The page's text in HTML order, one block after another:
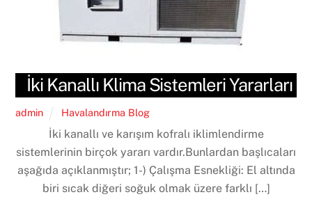
İki Kanallı Klima Sistemleri Yararları
admin Havalandırma Blog
İki kanallı ve karışım kofralı iklimlendirme
sistemlerinin birçok yararı vardır.Bunlardan başlıcaları
aşağıda açıklanmıştır; 1-) Çalışma Esnekliği: El altında
biri sıcak diğeri soğuk olmak üzere farklı […]